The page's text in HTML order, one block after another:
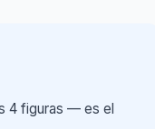
4 figuras — es el